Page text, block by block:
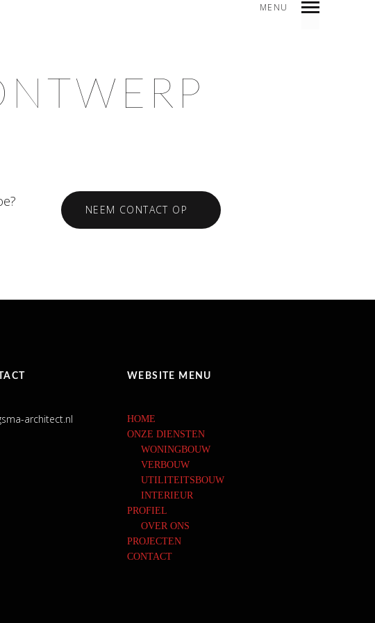
MENU
NEEM CONTACT OP
architect.nl
WEBSITE MENU
HOME
ONZE DIENSTEN
WONINGBOUW
VERBOUW
UTILITEITSBOUW
INTERIEUR
PROFIEL
OVER ONS
PROJECTEN
CONTACT